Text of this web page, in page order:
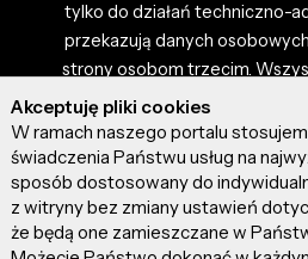
tylko do działań techniczno-
przekazują danych
strony osobom trzecim.
zdjęciami i materiałami
własnością użytkowników.
portalu nie ponosi
prezentowane przez
artykuł, zgadzasz się z
ponosisz odpowiedzialność
Akceptuję pliki cookies
W ramach naszego portalu
świadczenia Państwu usług na
sposób dostosowany do
z witryny bez zmiany ustawień
że będą one zamieszczane w